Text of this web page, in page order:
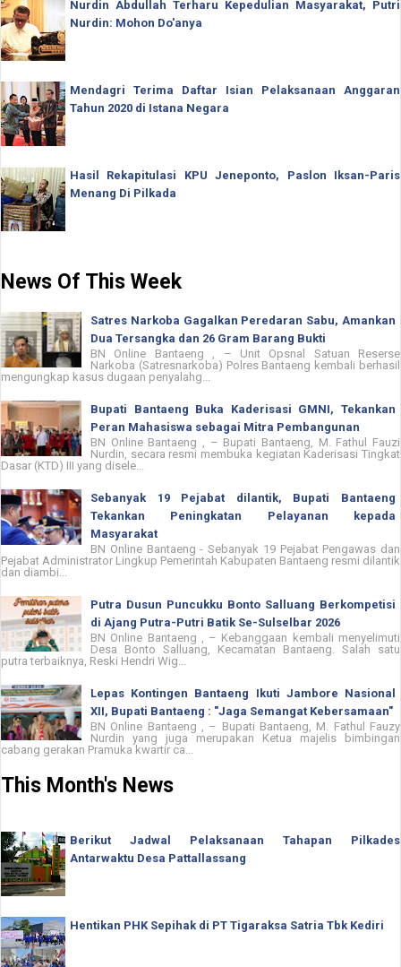
Nurdin Abdullah Terharu Kepedulian Masyarakat, Putri
Nurdin: Mohon Do'anya
Mendagri Terima Daftar Isian Pelaksanaan Anggaran
Tahun 2020 di Istana Negara
Hasil Rekapitulasi KPU Jeneponto, Paslon Iksan-Paris
Menang Di Pilkada
News Of This Week
Satres Narkoba Gagalkan Peredaran Sabu, Amankan
Dua Tersangka dan 26 Gram Barang Bukti
BN Online Bantaeng , – Unit Opsnal Satuan Reserse
Narkoba (Satresnarkoba) Polres Bantaeng kembali berhasil
mengungkap kasus dugaan penyalahg...
Bupati Bantaeng Buka Kaderisasi GMNI, Tekankan
Peran Mahasiswa sebagai Mitra Pembangunan
BN Online Bantaeng , – Bupati Bantaeng, M. Fathul Fauzi
Nurdin, secara resmi membuka kegiatan Kaderisasi Tingkat
Dasar (KTD) III yang disele...
Sebanyak 19 Pejabat dilantik, Bupati Bantaeng
Tekankan Peningkatan Pelayanan kepada
Masyarakat
BN Online Bantaeng - Sebanyak 19 Pejabat Pengawas dan
Pejabat Administrator Lingkup Pemerintah Kabupaten Bantaeng resmi dilantik
dan diambi...
Putra Dusun Puncukku Bonto Salluang Berkompetisi
di Ajang Putra-Putri Batik Se-Sulselbar 2026
BN Online Bantaeng , – Kebanggaan kembali menyelimuti
Desa Bonto Salluang, Kecamatan Bantaeng. Salah satu
putra terbaiknya, Reski Hendri Wig...
Lepas Kontingen Bantaeng Ikuti Jambore Nasional
XII, Bupati Bantaeng : "Jaga Semangat Kebersamaan"
BN Online Bantaeng , – Bupati Bantaeng, M. Fathul Fauzy
Nurdin yang juga merupakan Ketua majelis bimbingan
cabang gerakan Pramuka kwartir ca...
This Month's News
Berikut Jadwal Pelaksanaan Tahapan Pilkades
Antarwaktu Desa Pattallassang
Hentikan PHK Sepihak di PT Tigaraksa Satria Tbk Kediri